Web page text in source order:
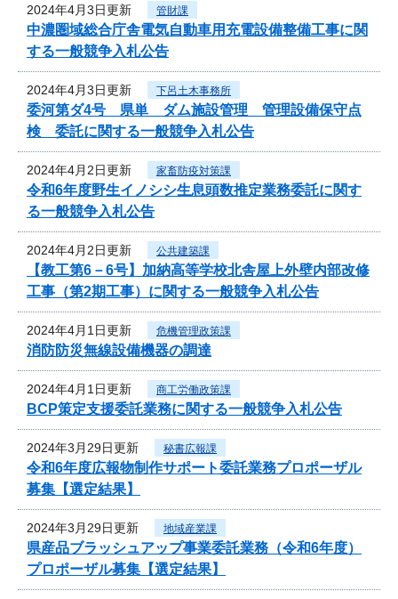
2024年4月3日更新 管財課
中濃圏域総合庁舎電気自動車用充電設備整備工事に関
する一般競争入札公告
2024年4月3日更新 下呂土木事務所
委河第ダ4号 県単 ダム施設管理 管理設備保守点
検 委託に関する一般競争入札公告
2024年4月2日更新 家畜防疫対策課
令和6年度野生イノシシ生息頭数推定業務委託に関す
る一般競争入札公告
2024年4月2日更新 公共建築課
【教工第6－6号】加納高等学校北舎屋上外壁内部改修
工事（第2期工事）に関する一般競争入札公告
2024年4月1日更新 危機管理政策課
消防防災無線設備機器の調達
2024年4月1日更新 商工労働政策課
BCP策定支援委託業務に関する一般競争入札公告
2024年3月29日更新 秘書広報課
令和6年度広報物制作サポート委託業務プロポーザル
募集【選定結果】
2024年3月29日更新 地域産業課
県産品ブラッシュアップ事業委託業務（令和6年度）
プロポーザル募集【選定結果】